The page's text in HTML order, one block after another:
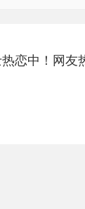
恋中！网友